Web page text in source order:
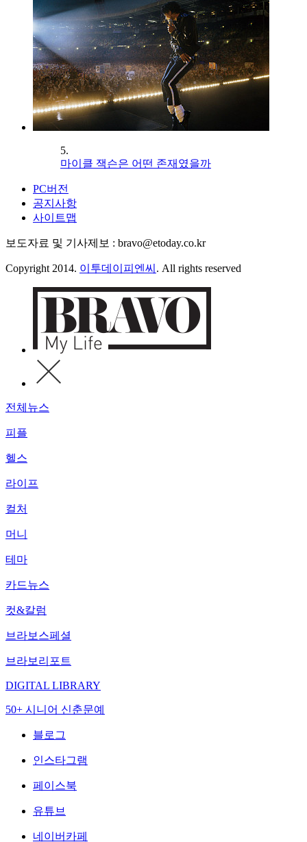
5.
마이클 잭슨은 어떤 존재였을까
PC버전
공지사항
사이트맵
보도자료 및 기사제보 : bravo@etoday.co.kr
Copyright 2014. 이투데이피엔씨 . All rights reserved
전체뉴스
피플
헬스
라이프
컬처
머니
테마
카드뉴스
컷&칼럼
브라보스페셜
브라보리포트
DIGITAL LIBRARY
50+ 시니어 신춘문예
블로그
인스타그램
페이스북
유튜브
네이버카페